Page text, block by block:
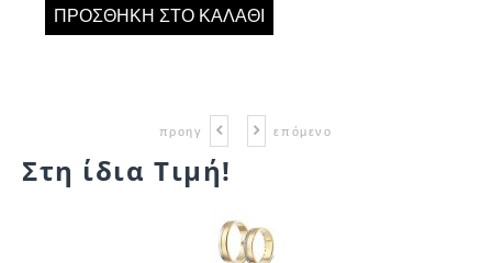
ΠΡΟΣΘΉΚΗ ΣΤΟ ΚΑΛΆΘΙ
προηγ επόμενο
Στη ίδια Τιμή!